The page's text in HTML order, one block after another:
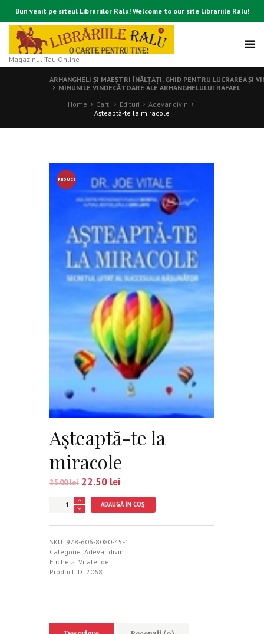
Bun venit pe siteul Librariilor Ralu! Welcome to our site Librariile Ralu!
Magazinul Tau Online
ARHANGHELI ŞI MAEŞTRI ÎNĂLŢAŢI. GHID PENTRU LUCRAREA ŞI
MINUNILE VINDECĂTOARE ALE ARHANGHELULUI RAFAEL
Home
Carti Edituri
Adevar divin
Aşteaptă-te la miracole
REDUCE
Aşteaptă-te la
miracole
25.00lei 22.50 lei
Cantitate
Aşteaptă-
miracole
ADAUGĂ ÎN COȘ
SKU: 978-606-8080-45-1
Categorie: Adevar divin
Etichetă: Vitale Joe
Product ID: 2068